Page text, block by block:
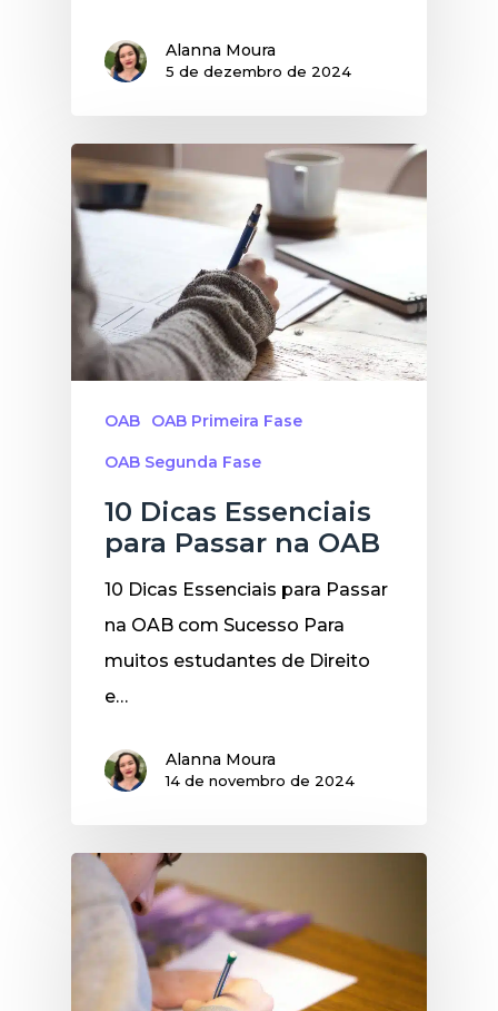
Alanna Moura
5 de dezembro de 2024
OAB OAB Primeira Fase
OAB Segunda Fase
10 Dicas Essenciais
para Passar na OAB
10 Dicas Essenciais para Passar
na OAB com Sucesso Para
muitos estudantes de Direito
e…
Alanna Moura
14 de novembro de 2024